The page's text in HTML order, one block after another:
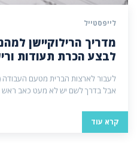
לייפסטייל
מדריך הרילוקיישן
לבצע הכרת תעודות
לעבור לארצות הברית מטעם העבודה
אבל בדרך לשם יש לא מעט כאב ראש
קרא עוד